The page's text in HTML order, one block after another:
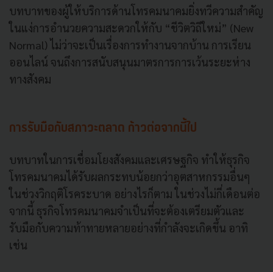
บทบาทของผู้ให้บริการด้านโทรคมนาคมยิ่งทวีความสำคัญ
ในแง่การอำนวยความสะดวกให้กับ “ชีวิตวิถีใหม่” (New
Normal) ไม่ว่าจะเป็นเรื่องการทำงานจากบ้าน การเรียน
ออนไลน์ จนถึงการสนับสนุนมาตรการการเว้นระยะห่าง
ทางสังคม
การรับมือกับสภาวะตลาด ก้าวต่อจากนี้ไป
บทบาทในการเชื่อมโยงสังคมและเศรษฐกิจ ทำให้ธุรกิจ
โทรคมนาคมได้รับผลกระทบน้อยกว่าอุตสาหกรรมอื่นๆ
ในช่วงวิกฤติโรคระบาด อย่างไรก็ตาม ในช่วงไม่กี่เดือนต่อ
จากนี้ ธุรกิจโทรคมนาคมจำเป็นที่จะต้องเตรียมตัวและ
รับมือกับความท้าทายหลายอย่างที่กำลังจะเกิดขึ้น อาทิ
เช่น